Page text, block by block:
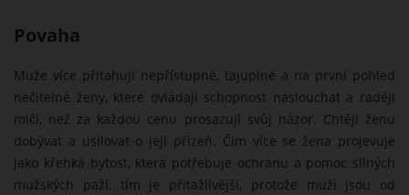
Povaha
Muže více přitahují nepřístupné, tajuplné a na první pohled
nečitelné ženy, které ovládají schopnost naslouchat a raději
mlčí, než za každou cenu prosazují svůj názor. Chtějí ženu
dobývat a usilovat o její přízeň. Čím více se žena projevuje
jako křehká bytost, která potřebuje ochranu a pomoc silných
mužských paží, tím je přitažlivější, protože muži jsou od